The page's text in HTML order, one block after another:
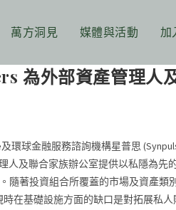
萬方洞見 媒體與活動 加
為外部資產管理人
環球金融服務諮詢機構星普思
及聯合家族辦公室提供以私隱為
著投資組合所覆蓋的市場及資產
在基礎設施方面的缺口是對拓展